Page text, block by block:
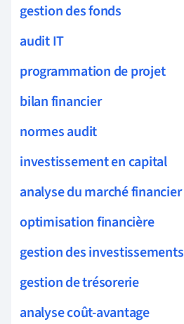
gestion des fonds
audit IT
programmation de projet
bilan financier
normes audit
investissement en capital
analyse du marché financier
optimisation financière
gestion des investissements
gestion de trésorerie
analyse coût-avantage